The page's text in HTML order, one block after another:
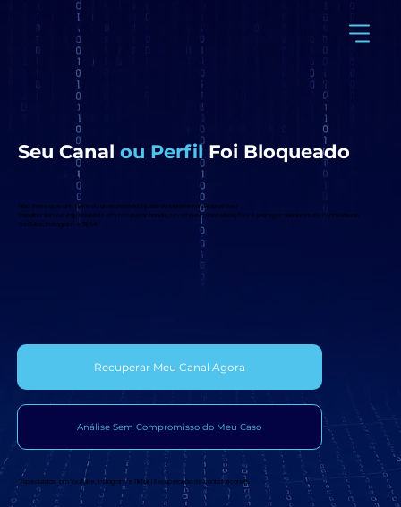
Seu Canal ou Perfil Foi Bloqueado
Não deixe que um strike ou uma decisão injusta da plataforma destrua seu
trabalho. Somos especialistas em recuperar canais, reverterdesmonetizações e proteger criadores de conteúdo no
YouTube, Instagram e TikTok.
Recuperar Meu Canal Agora
Análise Sem Compromisso do Meu Caso
Especialistas em YouTube, Instagram e TikTok | Recuperação de contas ecanais